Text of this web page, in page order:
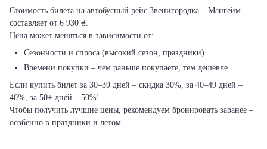
Стоимость билета на автобусный рейс Звенигородка – Мангейм
составляет от 6 930 ₴.
Цена может меняться в зависимости от:
Сезонности и спроса (высокий сезон, праздники).
Времени покупки – чем раньше покупаете, тем дешевле.
Если купить билет за 30–39 дней – скидка 30%, за 40–49 дней –
40%, за 50+ дней – 50%!
Чтобы получить лучшие цены, рекомендуем бронировать заранее –
особенно в праздники и летом.